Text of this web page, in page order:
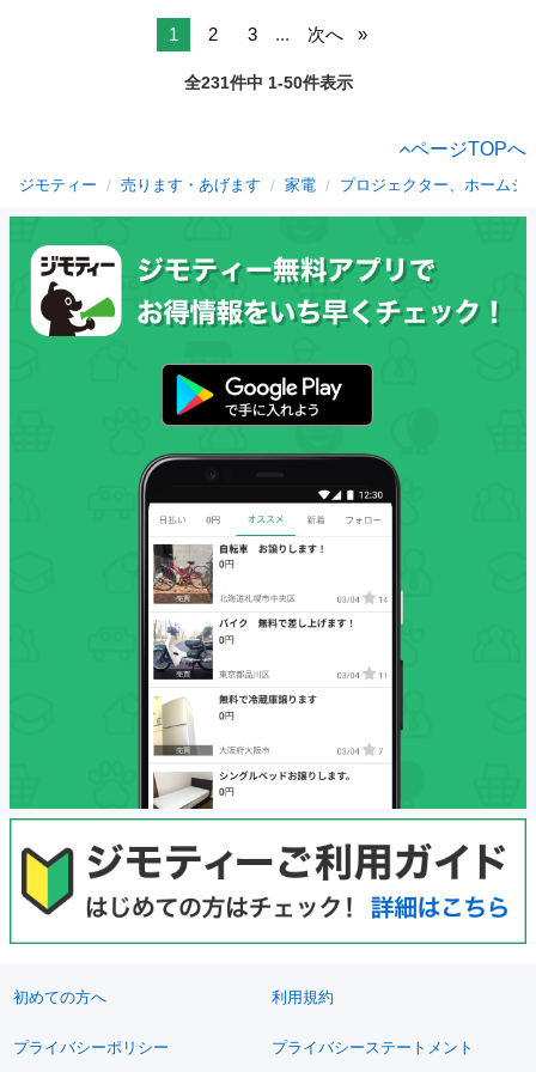
1 2 3 ... 次へ
全231件中 1-50件表示
ページTOPへ
ジモティー 売ります・あげます 家電 プロジェクター、ホームシ
初めての方へ 利用規約
プライバシーポリシー プライバシーステートメント